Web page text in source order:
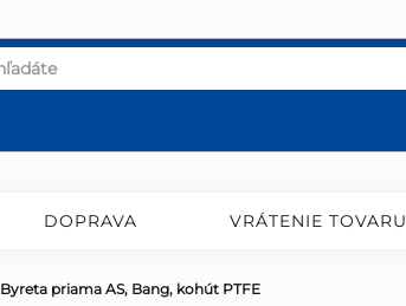
DOPRAVA VRÁTENIE TOVARU
Byreta priama AS, Bang, kohút PTFE